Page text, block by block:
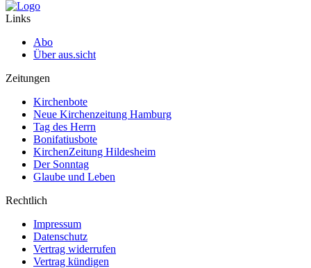
Links
Abo
Über aus.sicht
Zeitungen
Kirchenbote
Neue Kirchenzeitung Hamburg
Tag des Herrn
Bonifatiusbote
KirchenZeitung Hildesheim
Der Sonntag
Glaube und Leben
Rechtlich
Impressum
Datenschutz
Vertrag widerrufen
Vertrag kündigen